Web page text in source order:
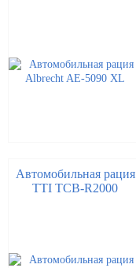
Автомобильная рация
TTI TCB-R2000